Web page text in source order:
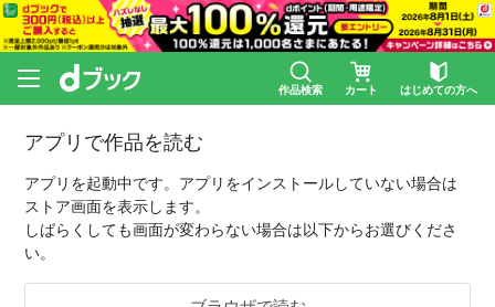
作品検索 カート はじめての方へ
アプリで作品を読む
アプリを起動中です。アプリをインストールしていない場合は
ストア画面を表示します。
しばらくしても画面が変わらない場合は以下からお選びくださ
い。